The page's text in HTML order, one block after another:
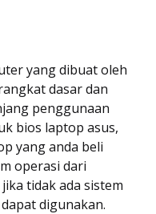
yang dibuat oleh
dasar dan
penggunaan
bios laptop asus,
yang anda beli
operasi dari
tidak ada sistem
digunakan.